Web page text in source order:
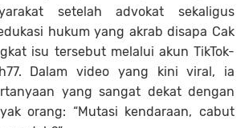
setelah advokat sekaligus
hukum yang akrab disapa Cak
isu tersebut melalui akun TikTok-
Dalam video yang kini viral, ia
yang sangat dekat dengan
orang: “Mutasi kendaraan, cabut